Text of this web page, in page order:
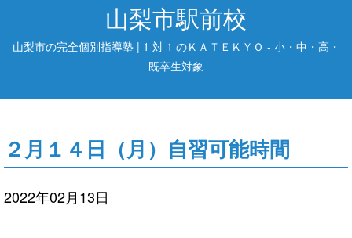
山梨市駅前校
山梨市の完全個別指導塾 | 1 対 1 のＫＡＴＥＫＹＯ - 小・中・高・
既卒生対象
２月１４日（月）自習可能時間
2022年02月13日